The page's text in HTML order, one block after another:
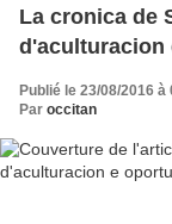
La cronica de
d'aculturacion
Publié le 23/08/2016 à
Par occitan